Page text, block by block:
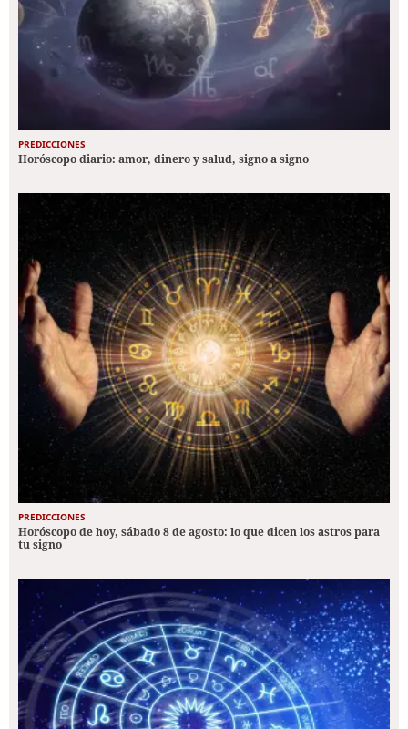
PREDICCIONES
Horóscopo diario: amor, dinero y salud, signo a signo
PREDICCIONES
Horóscopo de hoy, sábado 8 de agosto: lo que dicen los astros para
tu signo